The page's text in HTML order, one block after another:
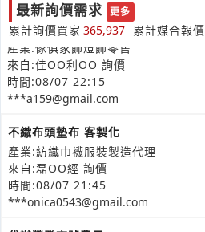
最新詢價需求 更多
累計詢價買家 365,937 累計媒合報價
詢價寢具購買費用
產業:傢俱家飾燈飾零售
來自:佳OO利OO 詢價
時間:08/07 22:15
***a159@gmail.com
不織布頭墊布 客製化
產業:紡織巾襪服裝製造代理
來自:磊OO經 詢價
時間:08/07 21:45
***onica0543@gmail.com
代辦營登商號費用